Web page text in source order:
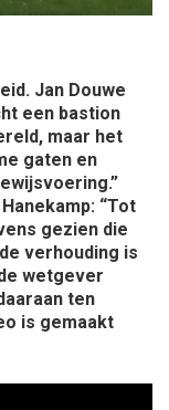
Jan Douwe
een bastion
maar het
gaten en
“Tot
gezien die
verhouding is
wetgever
ten
is gemaakt